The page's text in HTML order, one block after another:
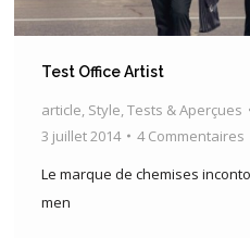
Test Office Artist
article Style Tests & Aperçues
3 juillet 2014
4 Commentaires
Le marque de chemises
men